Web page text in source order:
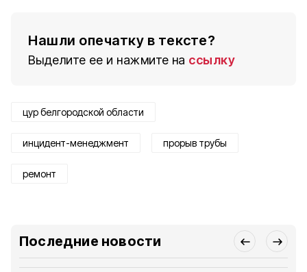
Нашли опечатку в тексте?
Выделите ее и нажмите на ссылку
цур белгородской области
инцидент-менеджмент прорыв трубы
ремонт
Последние новости